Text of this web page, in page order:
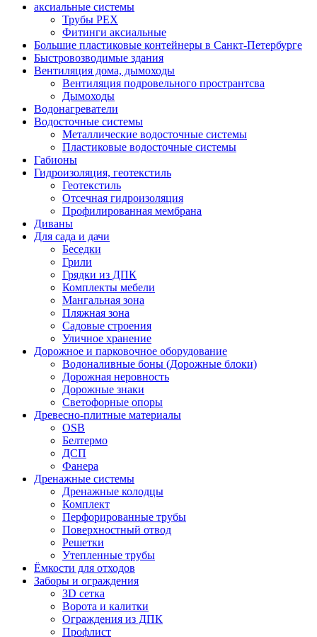
аксиальные системы
Трубы PEX
Фитинги аксиальные
Большие пластиковые контейнеры в Санкт-Петербурге
Быстровозводимые здания
Вентиляция дома, дымоходы
Вентиляция подровельного пространтсва
Дымоходы
Водонагреватели
Водосточные системы
Металлические водосточные системы
Пластиковые водосточные системы
Габионы
Гидроизоляция, геотекстиль
Геотекстиль
Отсечная гидроизоляция
Профилированная мембрана
Диваны
Для сада и дачи
Беседки
Грили
Грядки из ДПК
Комплекты мебели
Мангальная зона
Пляжная зона
Садовые строения
Уличное хранение
Дорожное и парковочное оборудование
Водоналивные боны (Дорожные блоки)
Дорожная неровность
Дорожные знаки
Светофорные опоры
Древесно-плитные материалы
OSB
Белтермо
ДСП
Фанера
Дренажные системы
Дренажные колодцы
Комплект
Перфорированные трубы
Поверхностный отвод
Решетки
Утепленные трубы
Ёмкости для отходов
Заборы и ограждения
3D сетка
Ворота и калитки
Ограждения из ДПК
Профлист